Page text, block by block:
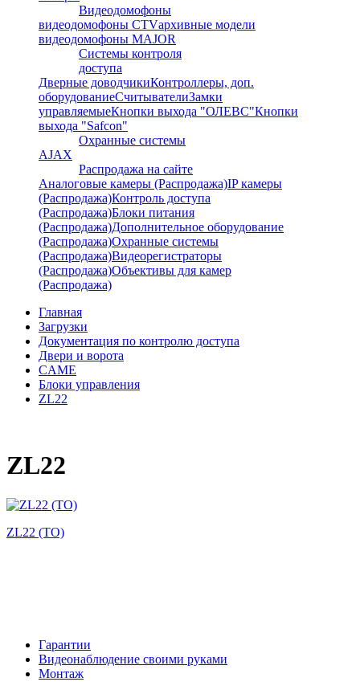
Видеодомофоны
видеодомофоны CTVархивные модели
видеодомофоны MAJOR
Системы контроля
доступа
Дверные доводчикиКонтроллеры, доп.
оборудованиеСчитывателиЗамки
управляемыеКнопки выхода "ОЛЕВС"Кнопки
выхода "Safcon"
Охранные системы
AJAX
Распродажа на сайте
Аналоговые камеры (Распродажа)IP камеры
(Распродажа)Контроль доступа
(Распродажа)Блоки питания
(Распродажа)Дополнительное оборудование
(Распродажа)Охранные системы
(Распродажа)Видеорегистраторы
(Распродажа)Объективы для камер
(Распродажа)
Главная
Загрузки
Документация по контролю доступа
Двери и ворота
CAME
Блоки управления
ZL22
ZL22
ZL22 (ТО)
Гарантии
Видеонаблюдение своими руками
Монтаж